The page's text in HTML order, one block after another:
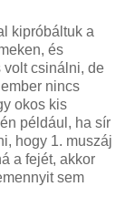
tartja, hogy a
mindegy, hogy
vagy ha
vele,
a birtokában:
esetében) a
alkalmazható
amelyek, úgy
olyanok is,
kipróbáltuk a
és
volt csinálni, de
nincs
okos kis
például, ha sír
hogy 1. muszáj
a fejét, akkor
sem